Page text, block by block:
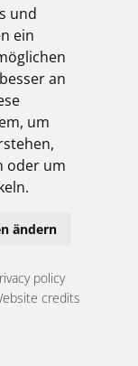
und
ein
an
um
oder um
ändern
policy
credits